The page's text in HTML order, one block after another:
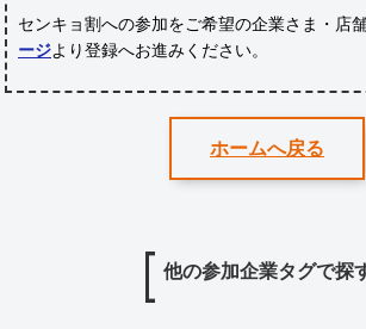
センキョ割への参加をご希望の企業さま・店
ージより登録へお進みください。
ホームへ戻る
他の参加企業タグで探